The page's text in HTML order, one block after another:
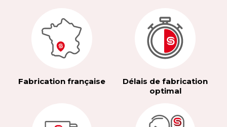
Fabrication française
Délais de fabrication
optimal